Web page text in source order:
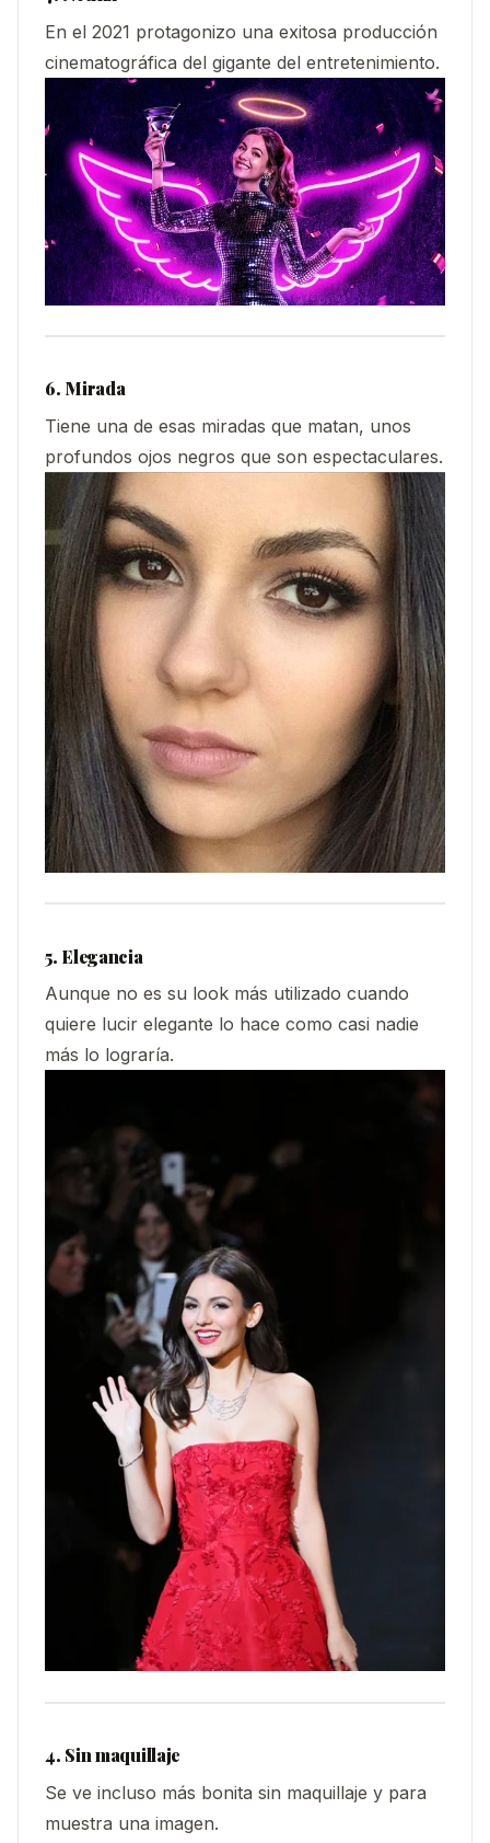
En el 2021 protagonizo una exitosa producción
cinematográfica del gigante del entretenimiento.
6. Mirada
Tiene una de esas miradas que matan, unos
profundos ojos negros que son espectaculares.
5. Elegancia
Aunque no es su look más utilizado cuando
quiere lucir elegante lo hace como casi nadie
más lo lograría.
4. Sin maquillaje
Se ve incluso más bonita sin maquillaje y para
muestra una imagen.